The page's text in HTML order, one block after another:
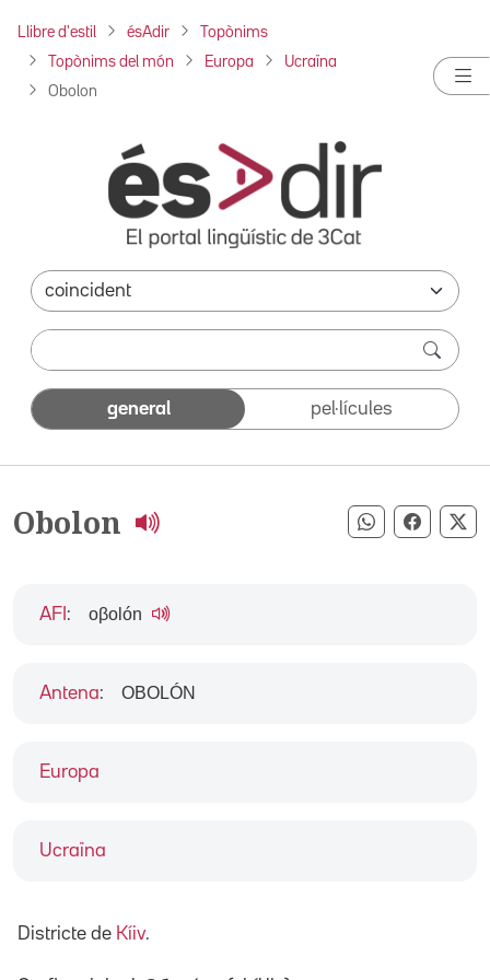
Llibre d'estil ésAdir Topònims
Topònims del món Europa Ucraïna
Obolon
general pel·lícules
Obolon Compartir
Europa
Ucraïna
AFI : oβolón
Antena: OBOLÓN
Districte de Kíiv.